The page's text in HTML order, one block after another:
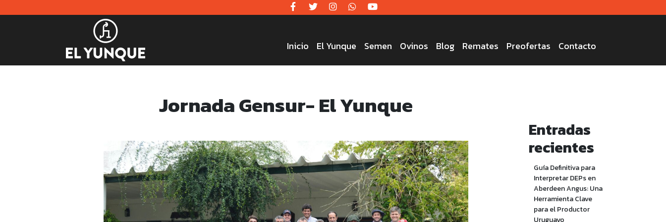
Inicio El Yunque Semen Ovinos Blog Remates Preofertas Contacto
Jornada Gensur- El Yunque
Entradas
recientes
Guía Definitiva para
Interpretar DEPs en
Aberdeen Angus: Una
Herramienta Clave
para el Productor
Uruguayo